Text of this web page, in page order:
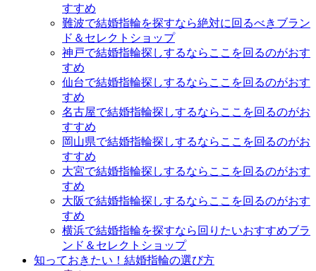
すすめ
難波で結婚指輪を探すなら絶対に回るべきブラン
ド＆セレクトショップ
神戸で結婚指輪探しするならここを回るのがおす
すめ
仙台で結婚指輪探しするならここを回るのがおす
すめ
名古屋で結婚指輪探しするならここを回るのがお
すすめ
岡山県で結婚指輪探しするならここを回るのがお
すすめ
大宮で結婚指輪探しするならここを回るのがおす
すめ
大阪で結婚指輪探しするならここを回るのがおす
すめ
横浜で結婚指輪を探すなら回りたいおすすめブラ
ンド＆セレクトショップ
知っておきたい！結婚指輪の選び方